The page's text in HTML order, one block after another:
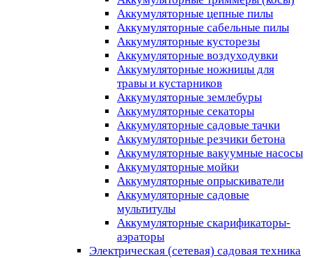
Аккумуляторные цепные пилы
Аккумуляторные сабельные пилы
Аккумуляторные кусторезы
Аккумуляторные воздуходувки
Аккумуляторные ножницы для
травы и кустарников
Аккумуляторные землебуры
Аккумуляторные секаторы
Аккумуляторные садовые тачки
Аккумуляторные резчики бетона
Аккумуляторные вакуумные насосы
Аккумуляторные мойки
Аккумуляторные опрыскиватели
Аккумуляторные садовые
мультитулы
Аккумуляторные скарификаторы-
аэраторы
Электрическая (сетевая) садовая техника